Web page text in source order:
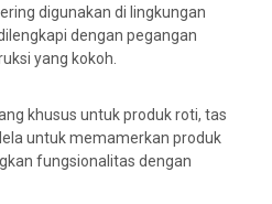
digunakan di lingkungan
dengan pegangan
yang kokoh.
khusus untuk produk roti, tas
untuk memamerkan produk
fungsionalitas dengan